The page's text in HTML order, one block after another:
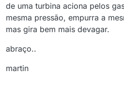
de uma turbina aciona pelos
mesma pressão, empurra a
mas gira bem mais devagar.
abraço..
martin